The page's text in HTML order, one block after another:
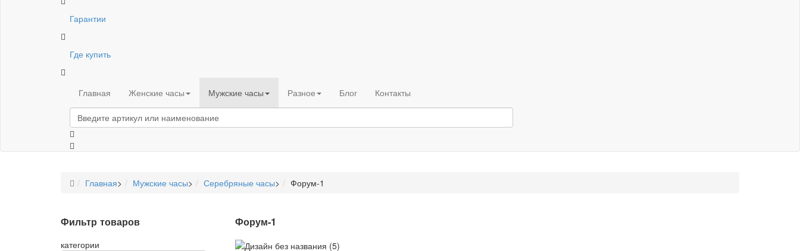
Гарантии
Где купить
Главная Женские часы Мужские часы Разное Блог Контакты
Главная> Мужские часы> Серебряные часы> Форум-1
Фильтр товаров
категории
Форум-1